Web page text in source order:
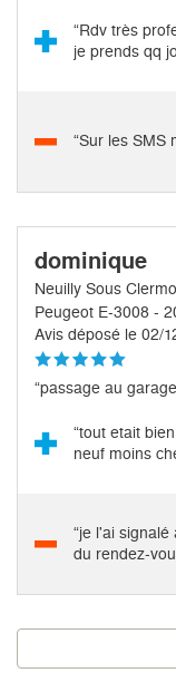
“Rdv très
je prends qq
“Sur les SMS
dominique
Neuilly Sous
Peugeot E-3008 -
Avis déposé le 02/
“passage au
“tout etait
neuf moins
“je l'ai
du rendez-